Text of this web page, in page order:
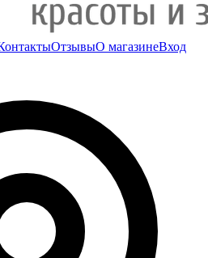
ОтзывыО магазинеВход